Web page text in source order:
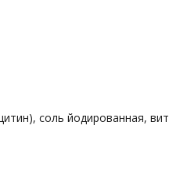
соль йодированная,